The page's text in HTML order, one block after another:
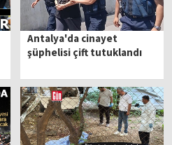
Antalya'da cinayet
şüphelisi çift tutuklandı